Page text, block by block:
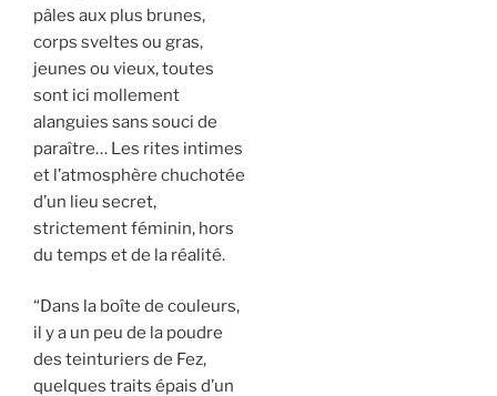
pâles aux plus brunes,
corps sveltes ou gras,
jeunes ou vieux, toutes
sont ici mollement
alanguies sans souci de
paraître… Les rites intimes
et l’atmosphère chuchotée
d’un lieu secret,
strictement féminin, hors
du temps et de la réalité.
“Dans la boîte de couleurs,
il y a un peu de la poudre
des teinturiers de Fez,
quelques traits épais d’un